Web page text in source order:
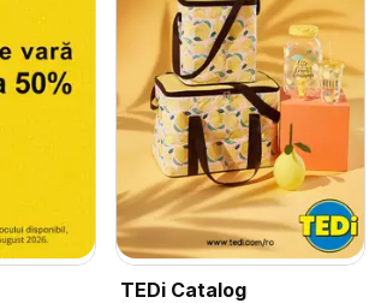
TEDi Catalog